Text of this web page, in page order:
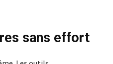
sans effort